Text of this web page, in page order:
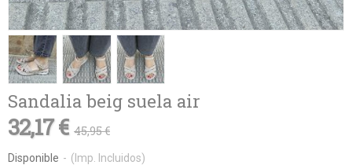
Sandalia beig suela air
32,17 € 45,95 €
Disponible - (Imp. Incluidos)